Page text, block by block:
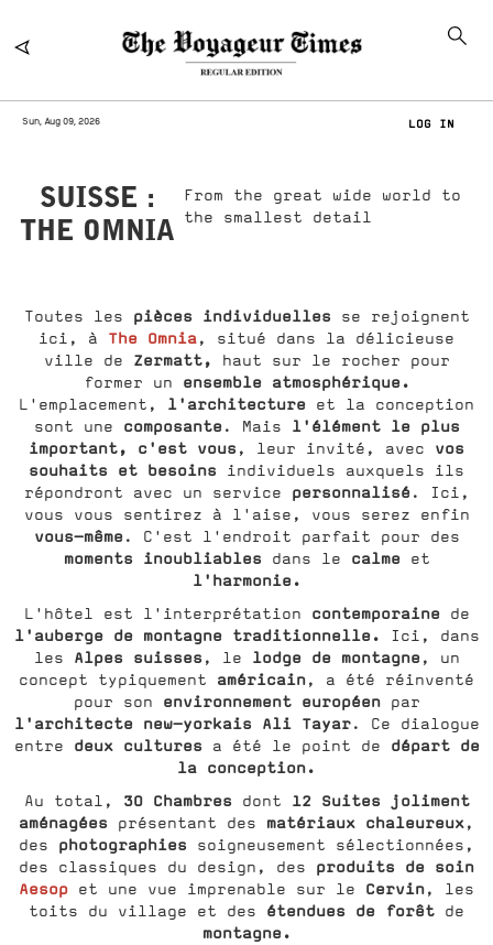
Sun, Aug 09, 2026 LOG IN
SUISSE :
THE OMNIA
From the great wide world to
the smallest detail
Toutes les pièces individuelles
se rejoignent
ici, à The Omnia, situé dans la délicieuse
ville de Zermatt, haut sur le rocher pour
former un ensemble atmosphérique.
L'emplacement, l'architecture et la conception
sont une composante. Mais l'élément le plus
important, c'est vous, leur invité, avec vos
souhaits et besoins individuels auxquels ils
répondront avec un service personnalisé. Ici,
vous vous sentirez à l'aise, vous serez enfin
vous-même. C'est l'endroit parfait pour des
moments inoubliablesdans le calmeet
l'harmonie.
L'hôtel est l'interprétation contemporainede
l'auberge de montagne traditionnelle. Ici, dans
les Alpes suisses, le lodge de montagne, un
concept typiquement américain, a été réinventé
pour son environnement européenpar
l'architecte new-yorkais Ali Tayar. Ce dialogue
entre deux culturesa été le point de départ de
la conception.
Au total, 30 Chambresdont 12 Suites joliment
aménagées
présentant des matériaux chaleureux,
des photographies soigneusement sélectionnées,
des classiques du design, des produits de soin
Aesop et une vue imprenable sur le Cervin, les
toits du village et des étendues de forêt de
montagne.